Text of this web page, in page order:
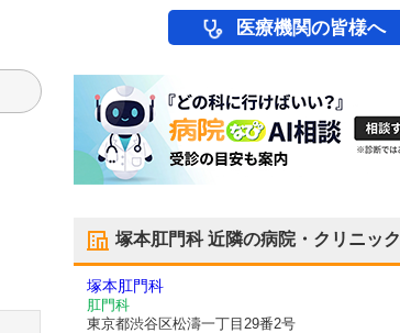
医療機関の皆様へ
塚本肛門科近隣の病院・クリニック
塚本肛門科
肛門科
東京都渋谷区松濤一丁目29番2号